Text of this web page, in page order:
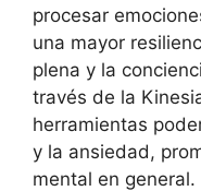
procesar
una mayor
plena y la
través de la
herramientas
y la ansiedad,
mental en general.